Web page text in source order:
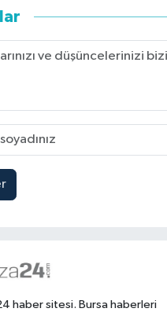
haber sitesi. Bursa haberleri